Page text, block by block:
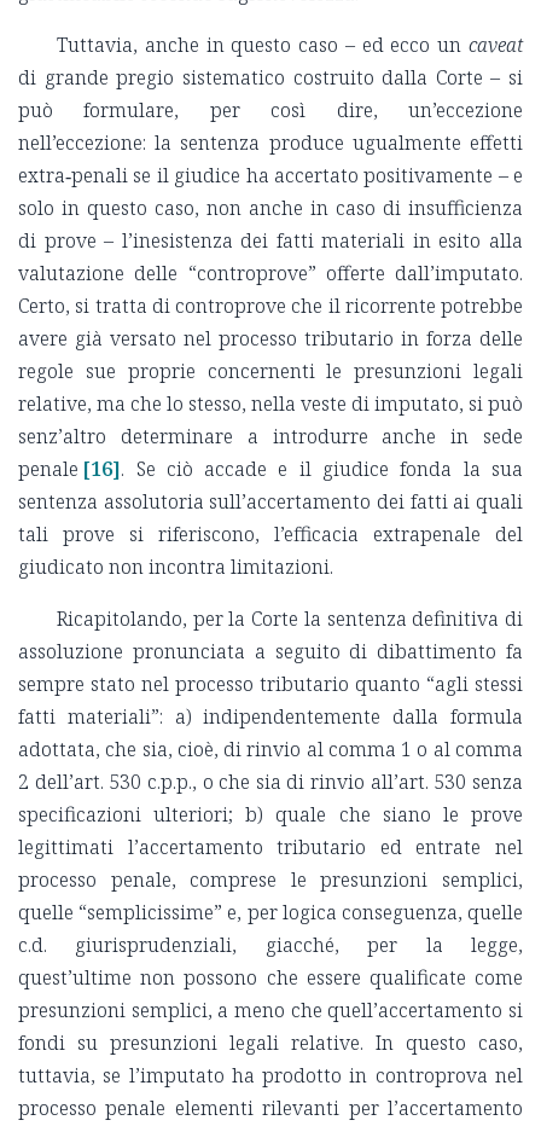
Tuttavia, anche in questo caso – ed ecco un caveat
di grande pregio sistematico costruito dalla Corte – si
può formulare, per così dire, un’eccezione
nell’eccezione: la sentenza produce ugualmente effetti
extra‑penali se il giudice ha accertato positivamente – e
solo in questo caso, non anche in caso di insufficienza
di prove – l’inesistenza dei fatti materiali in esito alla
valutazione delle “controprove” offerte dall’imputato.
Certo, si tratta di controprove che il ricorrente potrebbe
avere già versato nel processo tributario in forza delle
regole sue proprie concernenti le presunzioni legali
relative, ma che lo stesso, nella veste di imputato, si può
senz’altro determinare a introdurre anche in sede
penale [16]. Se ciò accade e il giudice fonda la sua
sentenza assolutoria sull’accertamento dei fatti ai quali
tali prove si riferiscono, l’efficacia extrapenale del
giudicato non incontra limitazioni.
Ricapitolando, per la Corte la sentenza definitiva di
assoluzione pronunciata a seguito di dibattimento fa
sempre stato nel processo tributario quanto “agli stessi
fatti materiali”: a) indipendentemente dalla formula
adottata, che sia, cioè, di rinvio al comma 1 o al comma
2 dell’art. 530 c.p.p., o che sia di rinvio all’art. 530 senza
specificazioni ulteriori; b) quale che siano le prove
legittimati l’accertamento tributario ed entrate nel
processo penale, comprese le presunzioni semplici,
quelle “semplicissime” e, per logica conseguenza, quelle
c.d. giurisprudenziali, giacché, per la legge,
quest’ultime non possono che essere qualificate come
presunzioni semplici, a meno che quell’accertamento si
fondi su presunzioni legali relative. In questo caso,
tuttavia, se l’imputato ha prodotto in controprova nel
processo penale elementi rilevanti per l’accertamento